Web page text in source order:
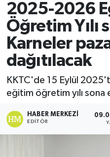
2025-2026
Öğretim Yılı
Karneler
dağıtılacak
KKTC'de 15 Eylül
eğitim öğretim yılı sona
HABER MERKEZI
EDITÖR
BİLİM
ÇATALKÖY
DÜNYA
EĞİTİM
EKONOMİ
ENGLISH
Süper Lig Puan
Tüm Manşetler
Son Dakika Haberleri
Haber Arşivi